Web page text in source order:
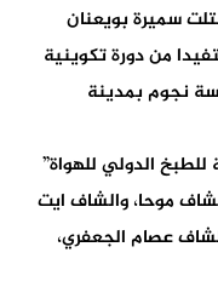
سميرة بويعنان
من دورة تكوينية
نجوم بمدينة
الدولي للهواة”
موحا، والشاف ايت
عصام الجعفري،